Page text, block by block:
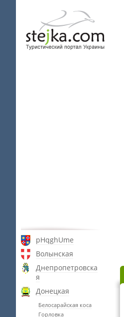
pHqghUme
Волынская
Днепропетровска
я
Донецкая
Белосарайская коса
Горловка